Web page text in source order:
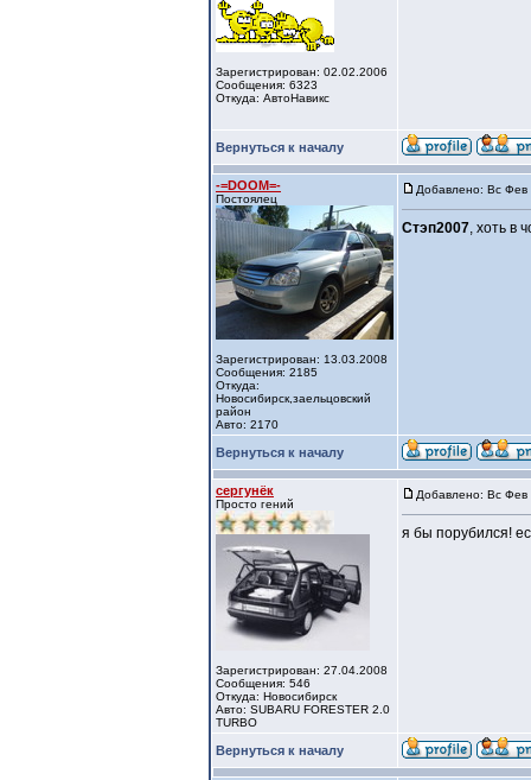
Зарегистрирован: 02.02.2006
Сообщения: 6323
Откуда: АвтоНавикс
Вернуться к началу
-=DOOM=-
Постоялец
Зарегистрирован: 13.03.2008
Сообщения: 2185
Откуда:
Новосибирск,заельцовский
район
Авто: 2170
Добавлено: Вс Фев
Стэп2007, хоть в
Вернуться к началу
сергунёк
Просто гений
Зарегистрирован: 27.04.2008
Сообщения: 546
Откуда: Новосибирск
Авто: SUBARU FORESTER 2.0
TURBO
Добавлено: Вс Фев
я бы порубился!
Вернуться к началу